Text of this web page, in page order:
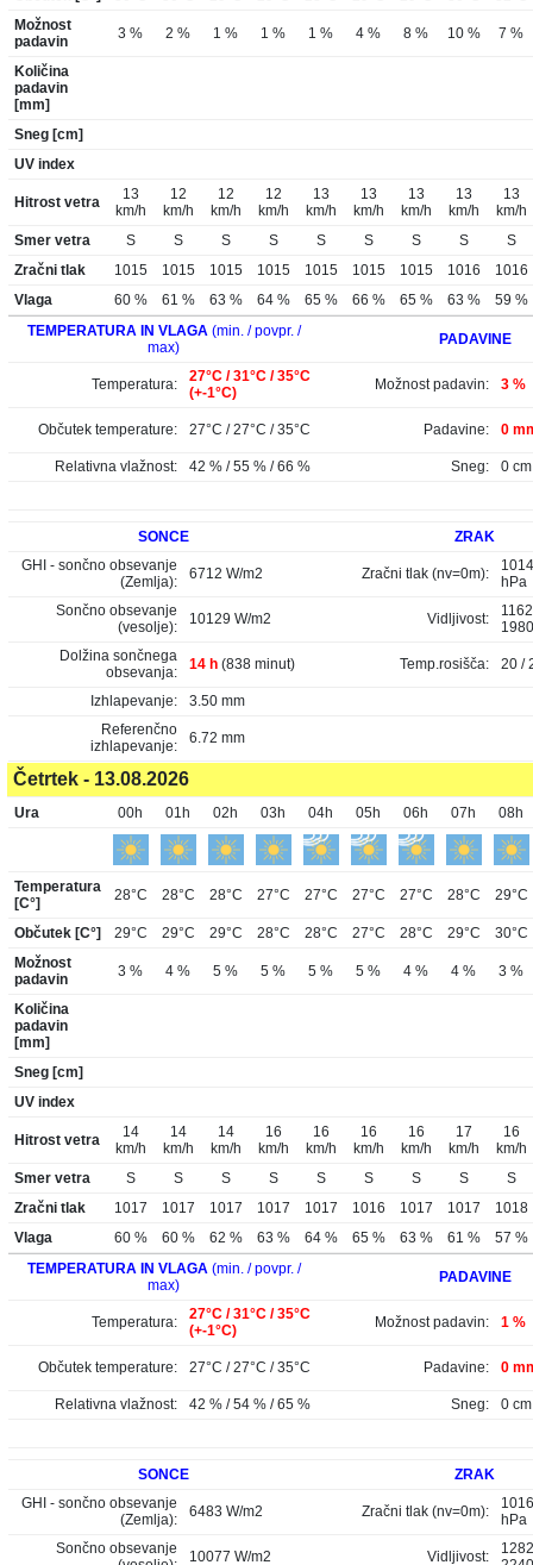
Možnost
padavin
3 % 2 % 1 % 1 % 1 % 4 % 8 % 10 % 7 %
Količina
padavin
[mm]
Sneg [cm]
UV index
Hitrost vetra
13
km/h
12
km/h
12
km/h
12
km/h
13
km/h
13
km/h
13
km/h
13
km/h
13
km/h
Smer vetra
S S S S S S S S
S
Zračni tlak
1015 1015 1015 1015 1015 1015 1015 1016
1016
Vlaga
60 % 61 % 63 % 64 % 65 % 66 % 65 % 63 %
59 %
TEMPERATURA IN VLAGA (min. / povpr. /
max)
PADAVINE
Temperatura:
27°C / 31°C / 35°C
(+-1°C)
Možnost padavin: 3 %
Občutek temperature: 27°C / 27°C / 35°C Padavine: 0
Relativna vlažnost: 42 % / 55 % / 66 % Sneg: 0 cm
SONCE
ZRAK
GHI - sončno obsevanje
(Zemlja):
6712 W/m2 Zračni tlak (nv=0m):
hPa
Sončno obsevanje
(vesolje):
10129 W/m2 Vidljivost:
Dolžina sončnega
obsevanja:
14 h (838 minut) Temp.rosišča: 20 /
Izhlapevanje:
3.50 mm
Referenčno
izhlapevanje:
6.72 mm
Četrtek - 13.08.2026
Ura 00h 01h 02h 03h 04h 05h 06h 07h 08h
Temperatura
[C°]
28°C 28°C 28°C 27°C 27°C 27°C 27°C 28°C 29°C
Občutek [C°] 29°C 29°C 29°C 28°C 28°C 27°C 28°C 29°C
30°C
Možnost
padavin
3 % 4 % 5 % 5 % 5 % 5 % 4 % 4 % 3 %
Količina
padavin
[mm]
Sneg [cm]
UV index
Hitrost vetra
14
km/h
14
km/h
14
km/h
16
km/h
16
km/h
16
km/h
16
km/h
17
km/h
16
km/h
Smer vetra
S S S S S S S S
S
Zračni tlak
1017 1017 1017 1017 1017 1016 1017 1017
1018
Vlaga
60 % 60 % 62 % 63 % 64 % 65 % 63 % 61 %
57 %
TEMPERATURA IN VLAGA (min. / povpr. /
max)
PADAVINE
Temperatura:
27°C / 31°C / 35°C
(+-1°C)
Možnost padavin: 1 %
Občutek temperature: 27°C / 27°C / 35°C Padavine: 0
Relativna vlažnost: 42 % / 54 % / 65 % Sneg: 0 cm
SONCE
ZRAK
GHI - sončno obsevanje
(Zemlja):
6483 W/m2 Zračni tlak (nv=0m):
hPa
Sončno obsevanje
10077 W/m2 Vidljivost: